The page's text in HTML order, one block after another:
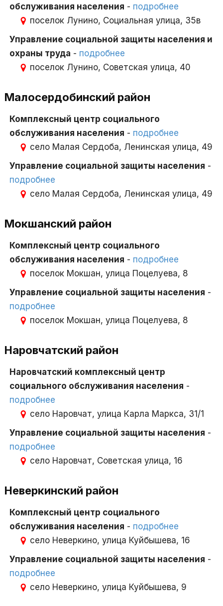
обслуживания населения - подробнее
поселок Лунино, Социальная улица, 35в
Управление социальной защиты населения и
охраны труда - подробнее
поселок Лунино, Советская улица, 40
Малосердобинский район
Комплексный центр социального
обслуживания населения - подробнее
село Малая Сердоба, Ленинская улица, 49
Управление социальной защиты населения -
подробнее
село Малая Сердоба, Ленинская улица, 49
Мокшанский район
Комплексный центр социального
обслуживания населения - подробнее
поселок Мокшан, улица Поцелуева, 8
Управление социальной защиты населения -
подробнее
поселок Мокшан, улица Поцелуева, 8
Наровчатский район
Наровчатский комплексный центр
социального обслуживания населения -
подробнее
село Наровчат, улица Карла Маркса, 31/1
Управление социальной защиты населения -
подробнее
село Наровчат, Советская улица, 16
Неверкинский район
Комплексный центр социального
обслуживания населения - подробнее
село Неверкино, улица Куйбышева, 16
Управление социальной защиты населения -
подробнее
село Неверкино, улица Куйбышева, 9